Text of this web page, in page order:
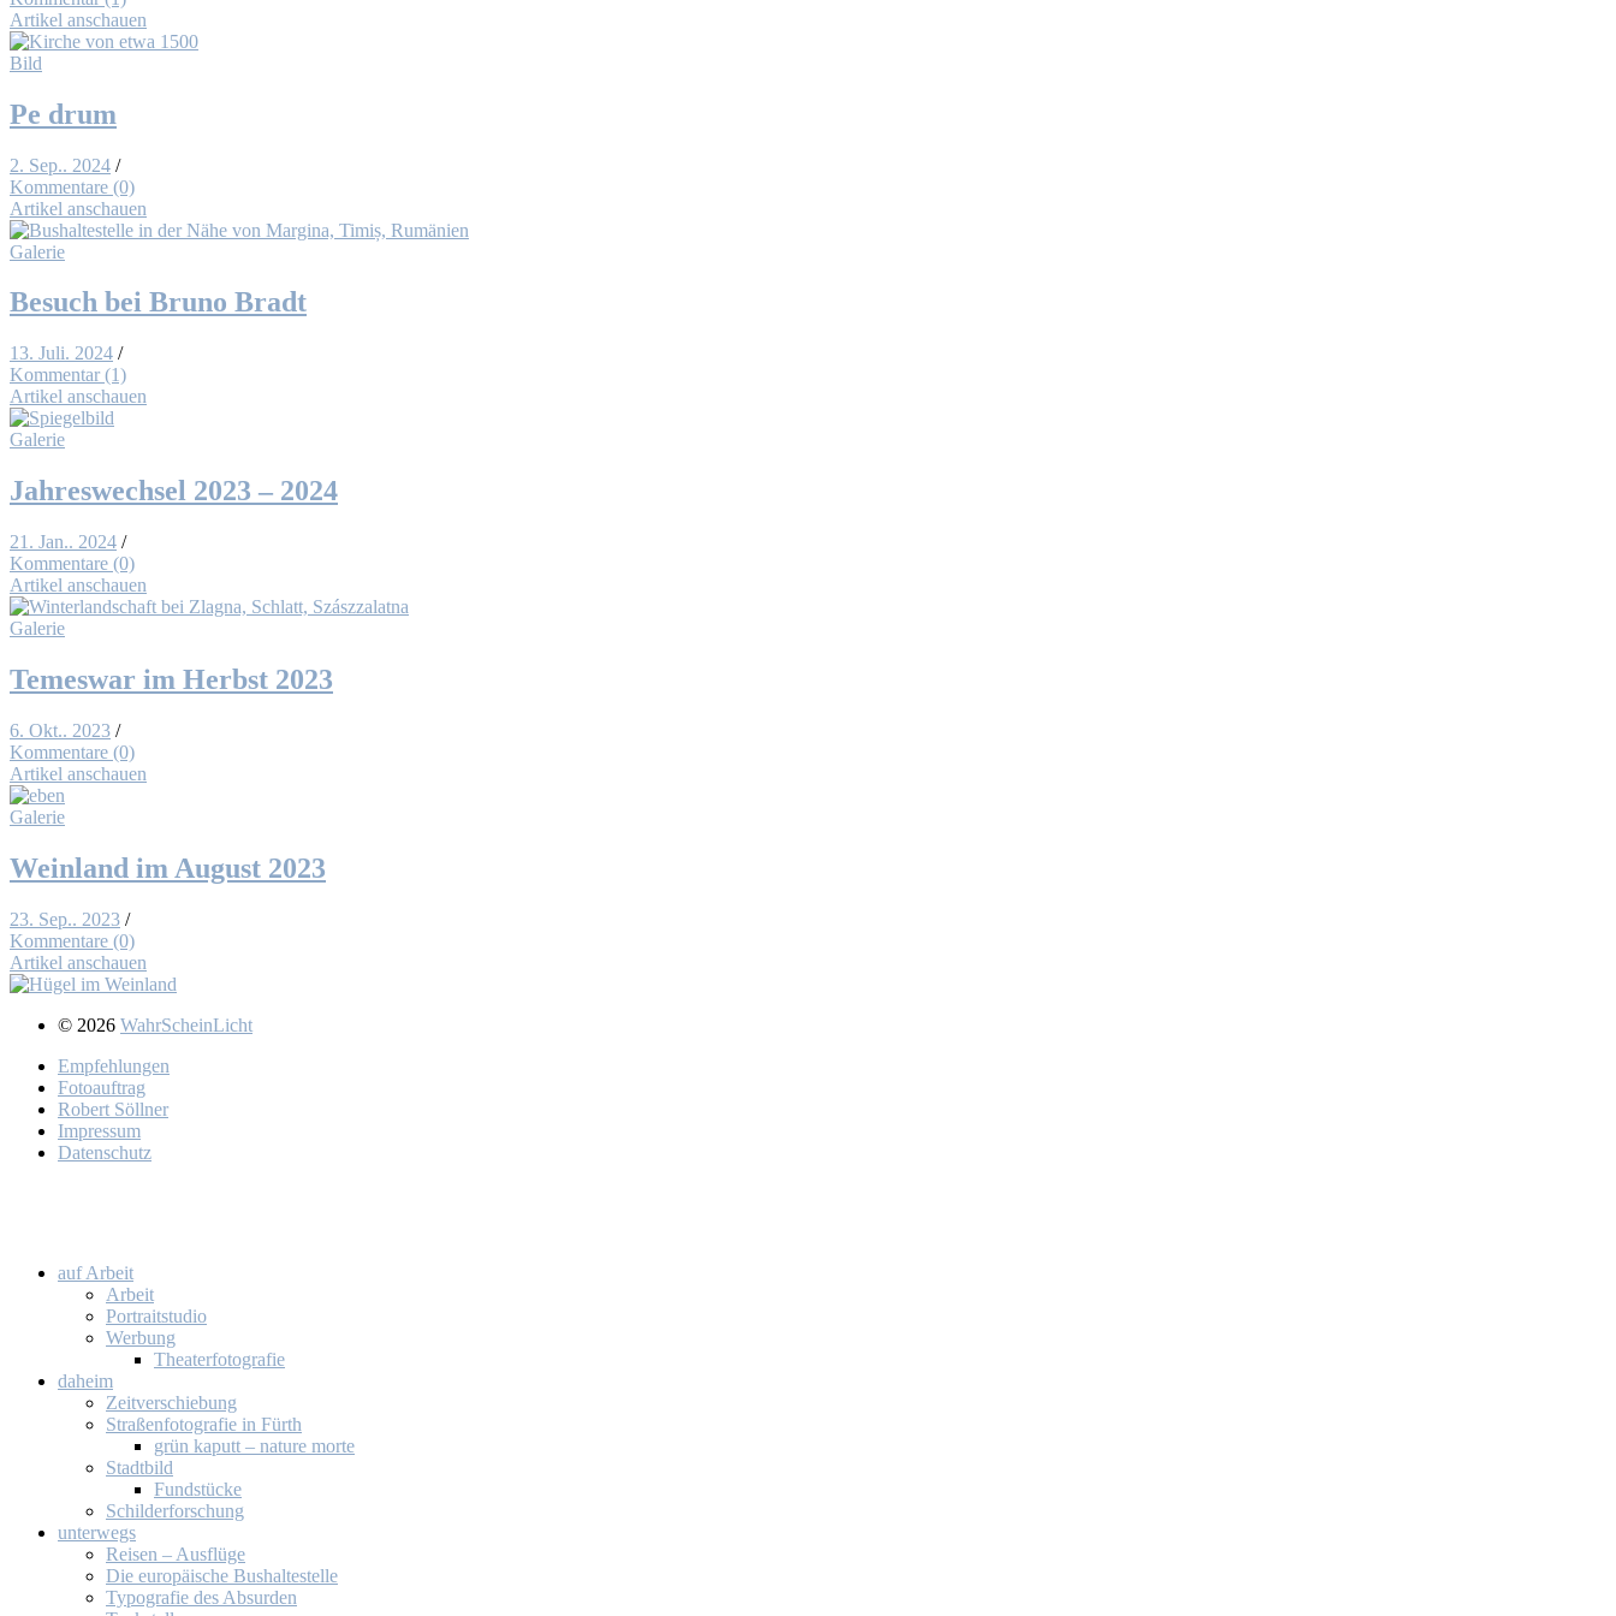
Artikel anschauen
Bild
Pe drum
2. Sep.. 2024 /
Kommentare (0)
Artikel anschauen
Galerie
Be­such bei Bru­no Bradt
13. Juli. 2024 /
Kommentar (1)
Artikel anschauen
Galerie
Jah­res­wech­sel 2023 – 2024
21. Jan.. 2024 /
Kommentare (0)
Artikel anschauen
Galerie
Te­mes­war im Herbst 2023
6. Okt.. 2023 /
Kommentare (0)
Artikel anschauen
Galerie
Wein­land im Au­gust 2023
23. Sep.. 2023 /
Kommentare (0)
Artikel anschauen
© 2026 WahrScheinLicht
Emp­feh­lun­gen
Fo­to­auf­trag
Ro­bert Söll­ner
Im­pres­sum
Da­ten­schutz
auf Ar­beit
Ar­beit
Por­trait­stu­dio
Wer­bung
Thea­ter­fo­to­gra­fie
da­heim
Zeit­ver­schie­bung
Stra­ßen­fo­to­gra­fie in Fürth
grün ka­putt – na­tu­re mor­te
Stadt­bild
Fund­stü­cke
Schil­der­for­schung
un­ter­wegs
Rei­sen – Aus­flü­ge
Die eu­ro­päi­sche Bus­hal­te­stel­le
Ty­po­gra­fie des Ab­sur­den